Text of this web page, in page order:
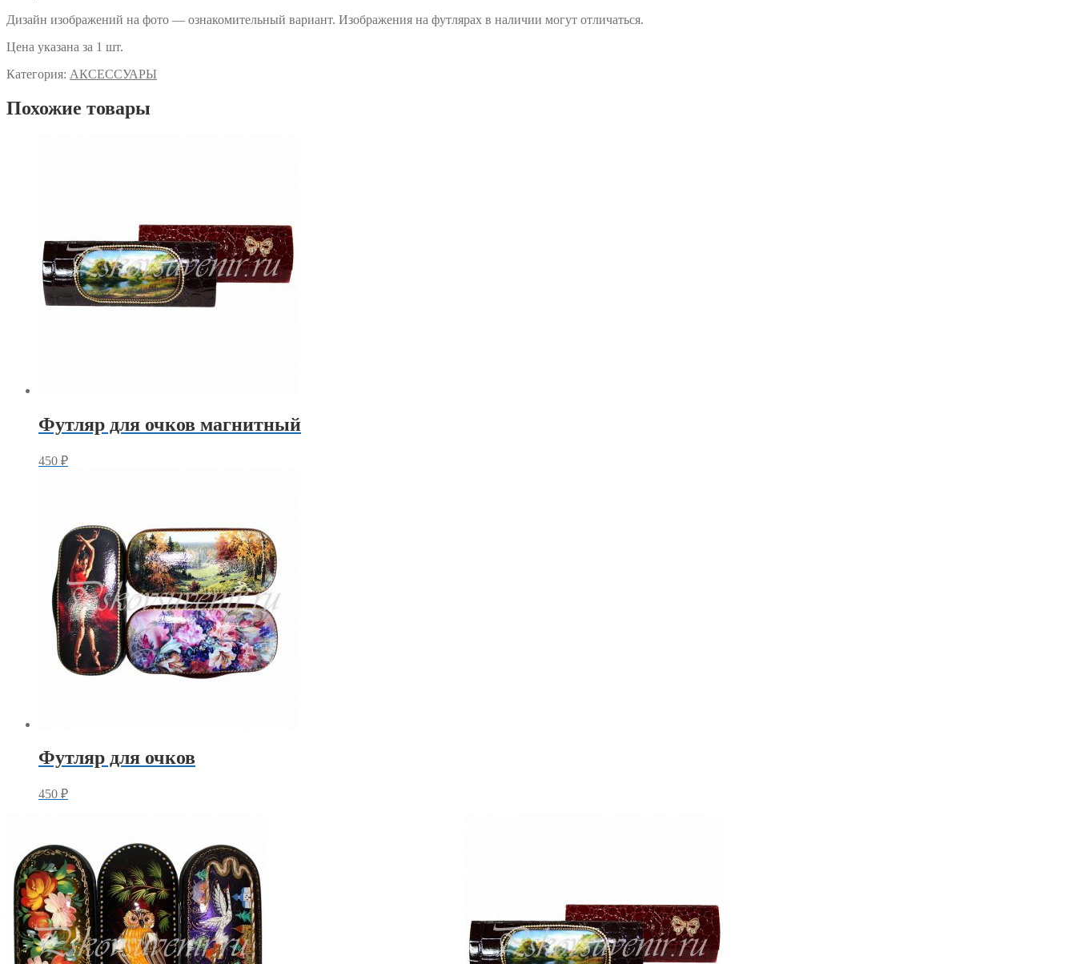
Дизайн изображений на фото — ознакомительный вариант. Изображения на футлярах в наличии могут отличаться.
Цена указана за 1 шт.
Категория: АКСЕССУАРЫ
Похожие товары
Футляр для очков магнитный
450 ₽
Футляр для очков
450 ₽